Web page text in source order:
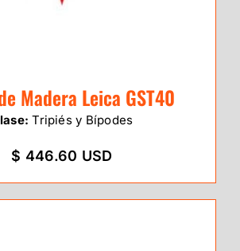
Madera Leica GST40
Tripiés y Bípodes
$ 446.60 USD